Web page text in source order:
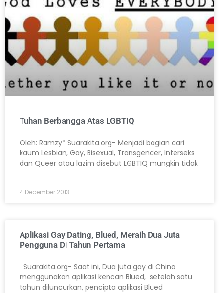
Tuhan Berbangga Atas LGBTIQ
Oleh: Ramzy* Suarakita.org- Menjadi bagian dari
kaum Lesbian, Gay, Bisexual, Transgender, Interseks
dan Queer atau lazim disebut LGBTIQ mungkin tidak
4 December 2013
Aplikasi Gay Dating, Blued, Meraih Dua Juta
Pengguna Di Tahun Pertama
Suarakita.org- Saat ini, Dua juta gay di China
menggunakan aplikasi kencan Blued, setelah satu
tahun diluncurkan, pencipta aplikasi Blued